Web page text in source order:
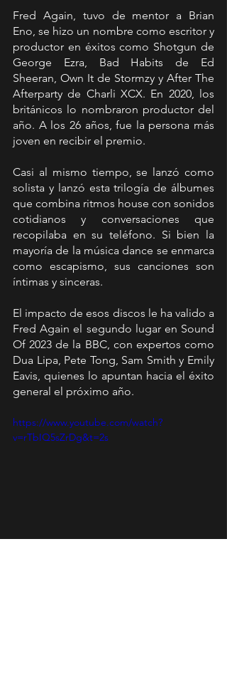
Fred Again, tuvo de mentor a Brian
Eno, se hizo un nombre como escritor y
productor en éxitos como Shotgun de
George Ezra, Bad Habits de Ed
Sheeran, Own It de Stormzy y After The
Afterparty de Charli XCX. En 2020, los
británicos lo nombraron productor del
año. A los 26 años, fue la persona más
joven en recibir el premio.
Casi al mismo tiempo, se lanzó como
solista y lanzó esta trilogía de álbumes
que combina ritmos house con sonidos
cotidianos y conversaciones que
recopilaba en su teléfono. Si bien la
mayoría de la música dance se enmarca
como escapismo, sus canciones son
íntimas y sinceras.
El impacto de esos discos le ha valido a
Fred Again el segundo lugar en Sound
Of 2023 de la BBC, con expertos como
Dua Lipa, Pete Tong, Sam Smith y Emily
Eavis, quienes lo apuntan hacia el éxito
general el próximo año.
https://www.youtube.com/watch?
v=rTbIQ5sZrDg&t=2s